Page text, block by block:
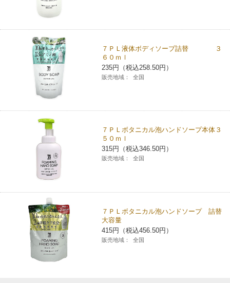
プリペイドカード・金券
ニンテンドー・ダウンロードカード
プリント
スキャン
ファクス
チケット
プリペイドサービス
スポーツ振興くじ
行政サービス
切手・はがき・印紙
セブン銀行ATM
ご利用可能なお支払い方法
各種料金のお支払い
スマホプリペイド
レジでApple Accountにチャージ
オンラインフォトサービス
コインランドリー（店舗限定）
チケットサービス
セブンチケット
チケットぴあ
イープラス
CNプレイガイド
セブン‐イレブンでお受取り
タワーレコード
セブンネットショッピング
停電時のサービス停止のお知らせ
会社概要
貸借対照表・損益計算書
国内店舗数
売上高、店舗数推移
データで見るセブン‐イレブン
セブン‐イレブンの「商品力」
サステナビリティ活動基本方針
サステナビリティ推進体制
GREEN CHALLENGE 2050
サステナビリティニュース
報告書ライブラリー
加盟店オーナー募集 物件募集・購入
アルバイト情報 採用情報
ネットショッピング
お問い合わせ
Language
English (Corporate)
English (Services)
中文[繁體字](服務)
한국어(서비스)
ภาษาไทย(บริการ)
７ＰＬ液体ボディソープ詰替 ３
６０ｍｌ
235円（税込258.50円）
販売地域： 全国
７ＰＬボタニカル泡ハンドソープ本体３
５０ｍｌ
315円（税込346.50円）
販売地域： 全国
７ＰＬボタニカル泡ハンドソープ 詰替
大容量
415円（税込456.50円）
販売地域： 全国